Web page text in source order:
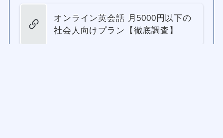
オンライン英会話 月5000円以下の
社会人向けプラン【徹底調査】